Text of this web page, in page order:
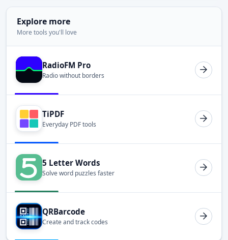
Explore more
More tools you'll love
RadioFM Pro
Radio without borders
TiPDF
Everyday PDF tools
5 Letter Words
Solve word puzzles faster
QRBarcode
Create and track codes